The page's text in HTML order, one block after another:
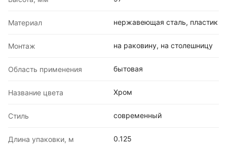
Материал нержавеющая сталь, пластик
Монтаж на раковину, на столешницу
Область применения бытовая
Название цвета Хром
Стиль современный
Длина упаковки, м 0.125